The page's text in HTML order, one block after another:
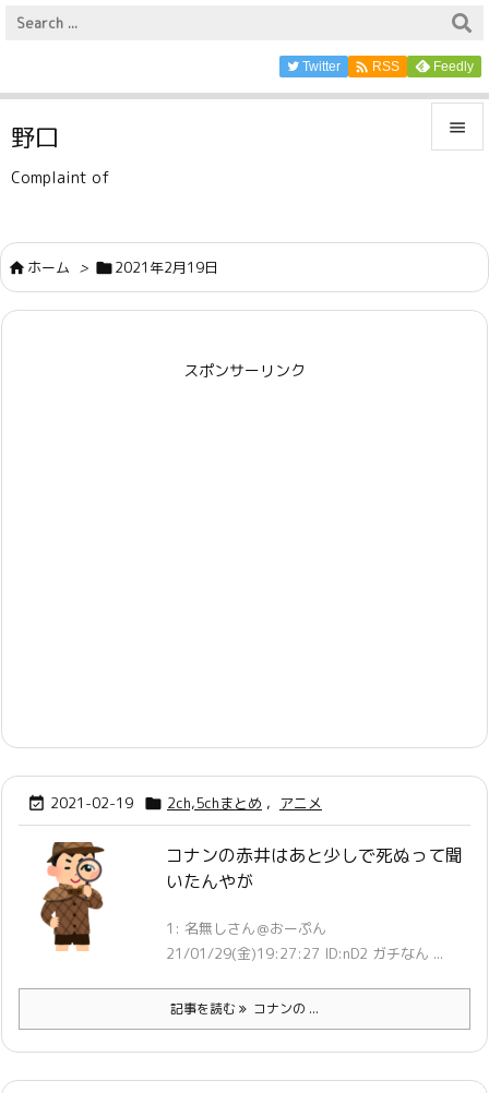

サイド

前へ
Twitter  RSS Feedly
野口
Complaint of
ホーム > 2021年2月19日
スポンサーリンク
 2021-02-19  2ch,5chまとめ , アニメ
コナンの赤井はあと少しで死ぬって聞
いたんやが
1: 名無しさん＠おーぷん
21/01/29(金)19:27:27 ID:nD2 ガチなん ...
記事を読む コナンの ...